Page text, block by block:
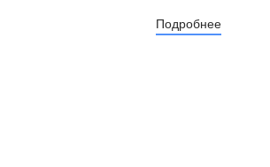
Подробнее